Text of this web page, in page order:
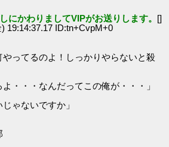
にかわりましてVIPがお送りします。 []
19:14:37.17 ID:tn+CvpM+0
ってるのよ！しっかりやらないと殺
・・・なんだってこの俺が・・・」
ゃないですか」